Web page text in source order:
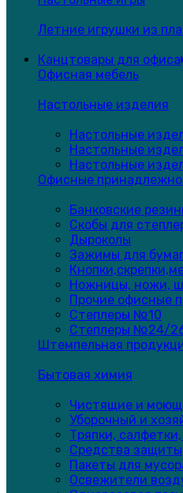
Летние игрушки из
Канцтовары для офиса
Офисная мебель
Настольные изделия
Настольные
Настольные
Настольные
Офисные
Банковские
Скобы для
Дыроколы
Зажимы для
Ножницы, ножи,
Прочие офисные
Степлеры №10
Степлеры №24/
Штемпельная
Бытовая химия
Чистящие и
Уборочный и
Тряпки,
Средства защиты
Пакеты для
Освежители